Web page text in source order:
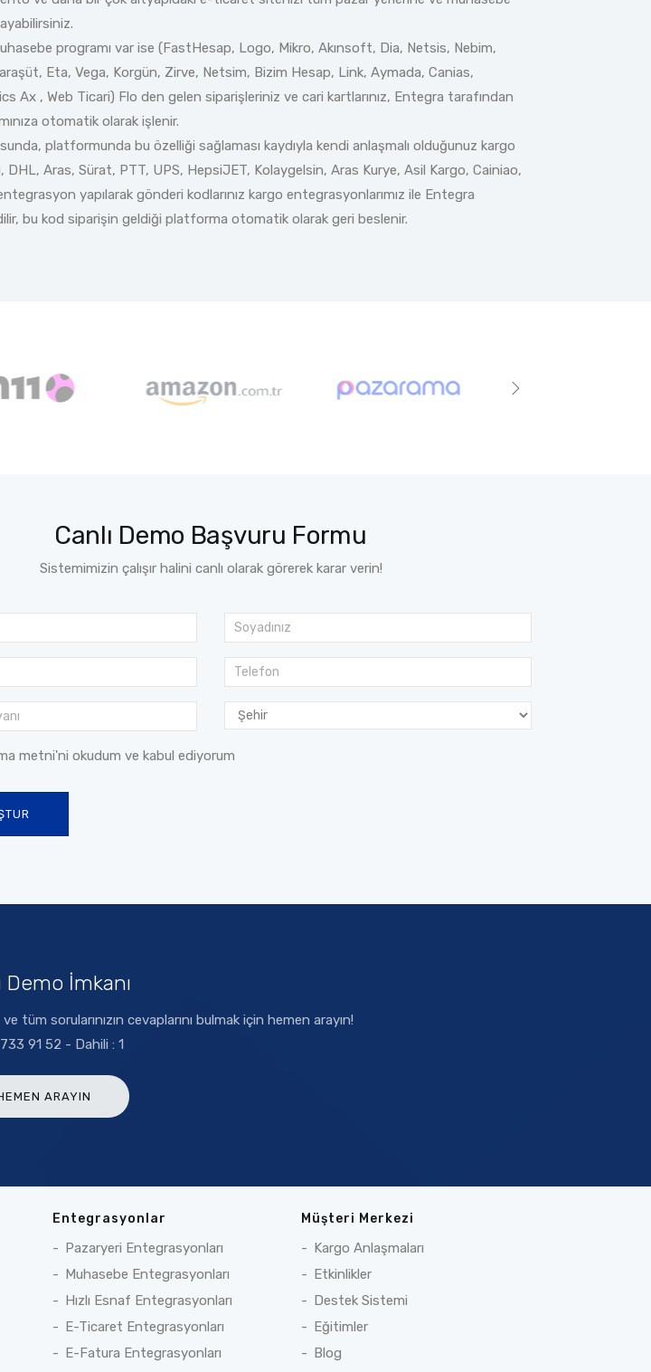
programı var ise (FastHesap, Logo, Mikro, Akınsoft, Dia, Netsis, Nebim,
Eta, Vega, Korgün, Zirve, Netsim, Bizim Hesap, Link, Aymada, Canias,
Ax , Web Ticari) Flo den gelen siparişleriniz ve cari kartlarınız, Entegra tarafından
otomatik olarak işlenir.
platformunda bu özelliği sağlaması kaydıyla kendi anlaşmalı olduğunuz kargo
DHL, Aras, Sürat, PTT, UPS, HepsiJET, Kolaygelsin, Aras Kurye, Asil Kargo, Cainiao,
yapılarak gönderi kodlarınız kargo entegrasyonlarımız ile Entegra
bu kod siparişin geldiği platforma otomatik olarak geri beslenir.
Canlı Demo Başvuru Formu
Sistemimizin çalışır halini canlı olarak görerek karar verin!
metni'ni okudum ve kabul ediyorum
Demo İmkanı
tüm sorularınızın cevaplarını bulmak için hemen arayın!
91 52 - Dahili : 1
ARAYIN
Entegrasyonlar
Pazaryeri Entegrasyonları
Muhasebe Entegrasyonları
Hızlı Esnaf Entegrasyonları
E-Ticaret Entegrasyonları
E-Fatura Entegrasyonları
Müşteri Merkezi
Kargo Anlaşmaları
Etkinlikler
Destek Sistemi
Eğitimler
Blog